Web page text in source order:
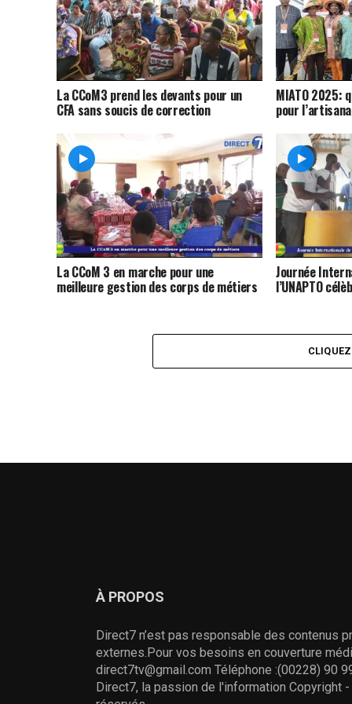
La CCoM3 prend les devants pour un
CFA sans soucis de correction
MIATO 2025:
pour
La CCoM 3 en marche pour une
meilleure gestion des corps de métiers
Journée
l’UNAPTO
À PROPOS
Direct7 n’est pas responsable des contenus
externes.Pour vos besoins en couverture
direct7tv@gmail.com Téléphone :(00228) 90
Direct7, la passion de l'information Copyright